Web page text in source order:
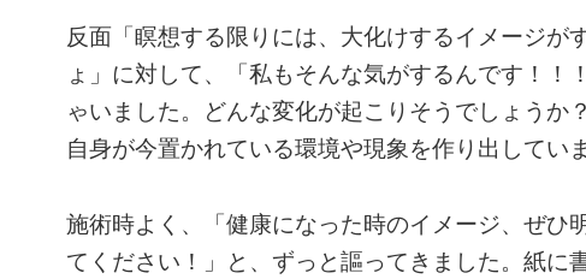
反面「瞑想する限りには、大化けするイメージが
ょ」に対して、「私もそんな気がするんです！！
ゃいました。どんな変化が起こりそうでしょうか
自身が今置かれている環境や現象を作り出していま
施術時よく、「健康になった時のイメージ、ぜひ
てください！」と、ずっと謳ってきました。紙に